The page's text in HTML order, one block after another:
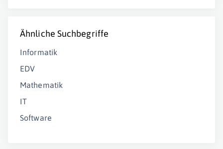
Ähnliche Suchbegriffe
Informatik
EDV
Mathematik
IT
Software